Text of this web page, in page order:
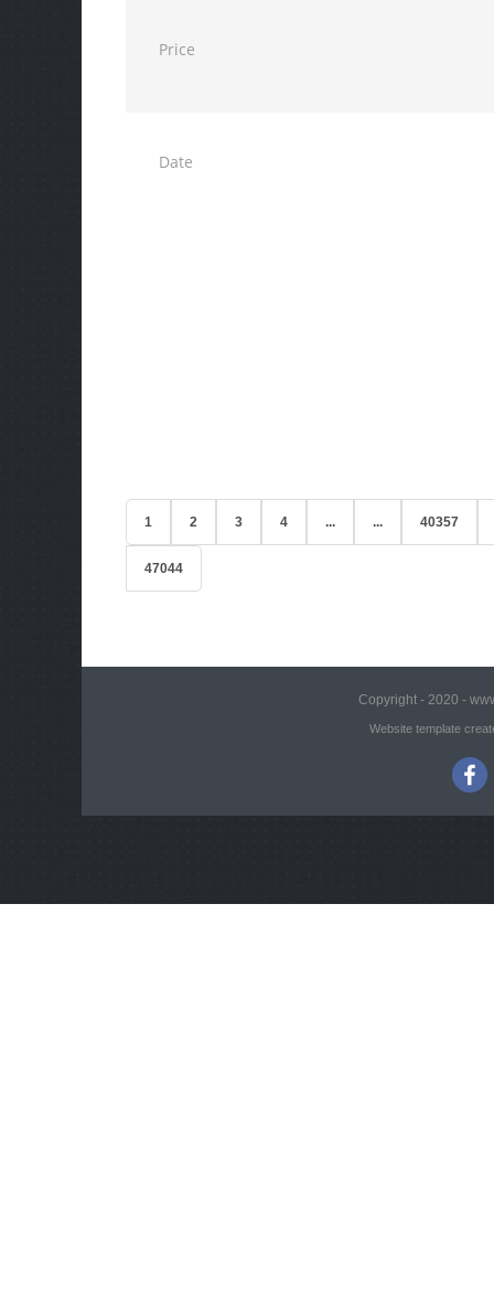
1 2 3 4 ... ... 40357
47044
Copyright - 2020 -
Website template